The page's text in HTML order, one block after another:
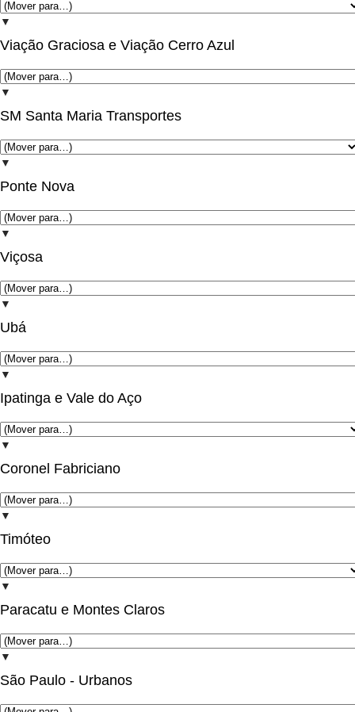
▼
Viação Graciosa e Viação Cerro Azul
▼
SM Santa Maria Transportes
▼
Ponte Nova
▼
Viçosa
▼
Ubá
▼
Ipatinga e Vale do Aço
▼
Coronel Fabriciano
▼
Timóteo
▼
Paracatu e Montes Claros
▼
São Paulo - Urbanos